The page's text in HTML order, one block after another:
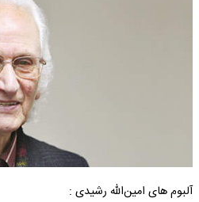
آلبوم های امین‌الله رشیدی :